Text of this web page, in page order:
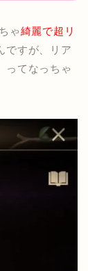
ゃ綺麗で超リ
ですが、リア
ってなっちゃ